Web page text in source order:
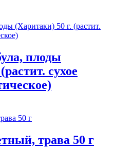
плоды
сухое
трава 50 г